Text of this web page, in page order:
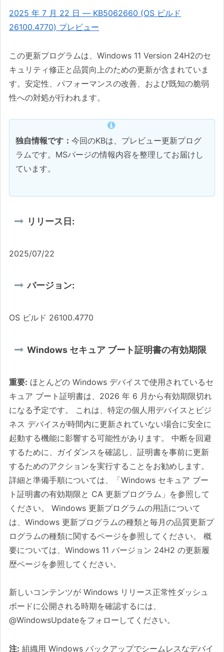
2025 年 7 月 22 日 — KB5062660 (OS ビルド
26100.4770) プレビュー
この更新プログラムは、Windows 11 Version 24H2のセ
キュリティ修正と品質向上のための更新が含まれていま
す。安定性、パフォーマンスの改善、および既知の脆弱
性への対処が行われます。
独自情報です：今回のKBは、プレビュー更新プログ
ラムです。MSパージの情報内容を整理してお届けし
ています。
リリース日:
2025/07/22
バージョン:
OS ビルド 26100.4770
Windows セキュア ブート証明書の有効期限
重要: ほとんどの Windows デバイスで使用されているセ
キュア ブート証明書は、2026 年 6 月から有効期限切れ
になる予定です。 これは、特定の個人用デバイスとビジ
ネス デバイスが時間内に更新されていない場合に安全に
起動する機能に影響する可能性があります。 中断を回避
するために、ガイダンスを確認し、証明書を事前に更新
するためのアクションを実行することをお勧めします。
詳細と準備手順については、「Windows セキュア ブー
ト証明書の有効期限と CA 更新プログラム」を参照して
ください。 Windows 更新プログラムの用語について
は、Windows 更新プログラムの種類と毎月の品質更新プ
ログラムの種類に関するページを参照してください。 概
要については、Windows 11 バージョン 24H2 の更新履
歴ページを参照してください。
新しいコンテンツが Windows リリース正常性ダッシュ
ボードに公開される時期を確認するには、
@WindowsUpdateをフォローしてください。
注: 組織用 Windows バックアップでシームレスなデバイ